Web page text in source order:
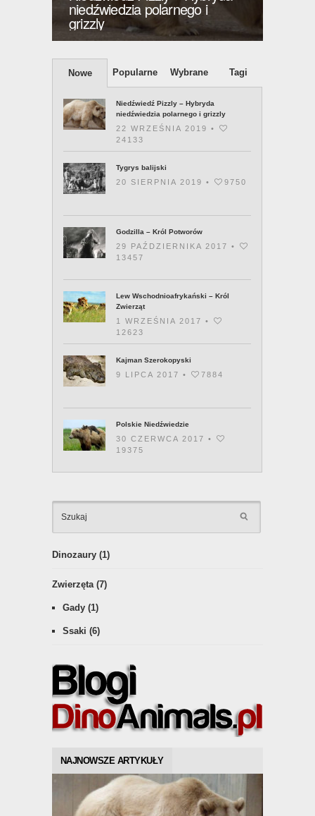
Tygrys balijski
Nowe Popularne Wybrane Tagi
Niedźwiedź Pizzly – Hybryda
niedźwiedzia polarnego i grizzly
22 WRZEŚNIA 2019 •
24133
Tygrys balijski
20 SIERPNIA 2019 • 9750
Godzilla – Król Potworów
29 PAŹDZIERNIKA 2017 •
13457
Lew Wschodnioafrykański – Król
Zwierząt
1 WRZEŚNIA 2017 •
12623
Kajman Szerokopyski
9 LIPCA 2017 • 7884
Polskie Niedźwiedzie
30 CZERWCA 2017 •
19375
Dinozaury (1)
Zwierzęta (7)
Gady (1)
Ssaki (6)
NAJNOWSZE ARTYKUŁY